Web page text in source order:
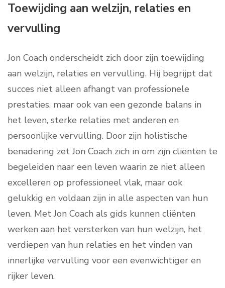
Toewijding aan welzijn, relaties en
vervulling
Jon Coach onderscheidt zich door zijn toewijding
aan welzijn, relaties en vervulling. Hij begrijpt dat
succes niet alleen afhangt van professionele
prestaties, maar ook van een gezonde balans in
het leven, sterke relaties met anderen en
persoonlijke vervulling. Door zijn holistische
benadering zet Jon Coach zich in om zijn cliënten te
begeleiden naar een leven waarin ze niet alleen
excelleren op professioneel vlak, maar ook
gelukkig en voldaan zijn in alle aspecten van hun
leven. Met Jon Coach als gids kunnen cliënten
werken aan het versterken van hun welzijn, het
verdiepen van hun relaties en het vinden van
innerlijke vervulling voor een evenwichtiger en
rijker leven.